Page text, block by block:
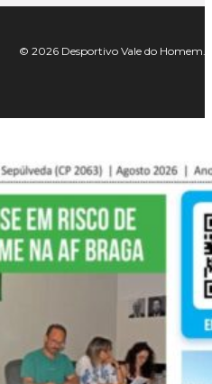
© 2026 Desportivo Vale do Homem.